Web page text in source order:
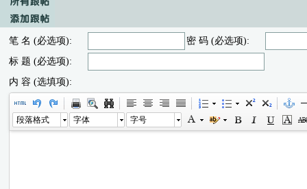
笔 名 (必选项):
密 码 (必选项):
标 题 (必选项):
内 容 (选填项):
段落格式 字体 字号